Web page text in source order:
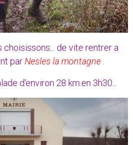
choisissons... de vite rentrer a
par Nesles la montagne
d'environ 28 km.en 3h30...